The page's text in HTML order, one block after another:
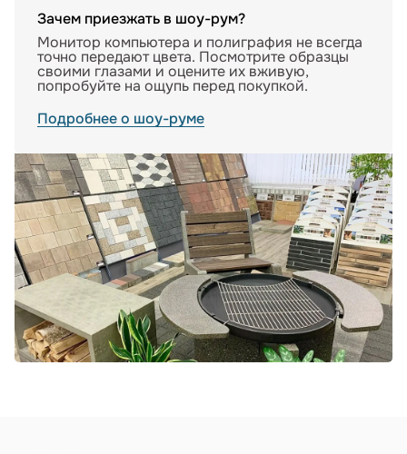
Зачем приезжать в шоу-рум?
Монитор компьютера и полиграфия не всегда
точно передают цвета. Посмотрите образцы
своими глазами и оцените их вживую,
попробуйте на ощупь перед покупкой.
Подробнее о шоу-руме